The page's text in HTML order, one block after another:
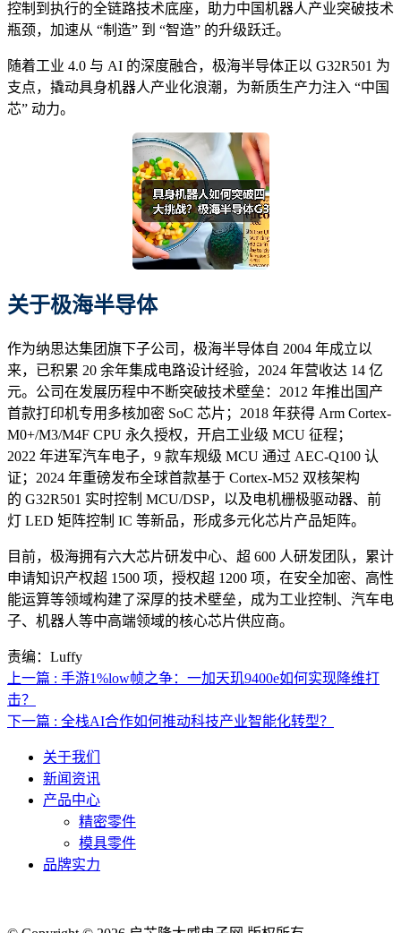
控制到执行的全链路技术底座，助力中国机器人产业突破技术
瓶颈，加速从 “制造” 到 “智造” 的升级跃迁。
随着工业 4.0 与 AI 的深度融合，极海半导体正以 G32R501 为
支点，撬动具身机器人产业化浪潮，为新质生产力注入 “中国
芯” 动力。
关于极海半导体
作为纳思达集团旗下子公司，极海半导体自 2004 年成立以
来，已积累 20 余年集成电路设计经验，2024 年营收达 14 亿
元。公司在发展历程中不断突破技术壁垒：2012 年推出国产
首款打印机专用多核加密 SoC 芯片；2018 年获得 Arm Cortex-
M0+/M3/M4F CPU 永久授权，开启工业级 MCU 征程；
2022 年进军汽车电子，9 款车规级 MCU 通过 AEC-Q100 认
证；2024 年重磅发布全球首款基于 Cortex-M52 双核架构
的 G32R501 实时控制 MCU/DSP，以及电机栅极驱动器、前
灯 LED 矩阵控制 IC 等新品，形成多元化芯片产品矩阵。
目前，极海拥有六大芯片研发中心、超 600 人研发团队，累计
申请知识产权超 1500 项，授权超 1200 项，在安全加密、高性
能运算等领域构建了深厚的技术壁垒，成为工业控制、汽车电
子、机器人等中高端领域的核心芯片供应商。
责编：Luffy
上一篇 : 手游1%low帧之争：一加天玑9400e如何实现降维打
击？
下一篇 : 全栈AI合作如何推动科技产业智能化转型？
关于我们
新闻资讯
产品中心
精密零件
模具零件
品牌实力